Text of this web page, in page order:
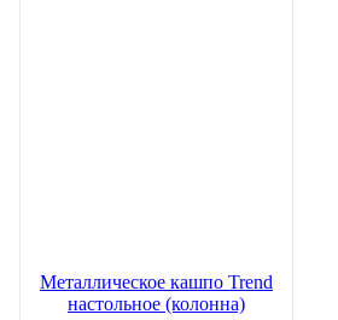
Металлическое кашпо Trend
настольное (колонна)